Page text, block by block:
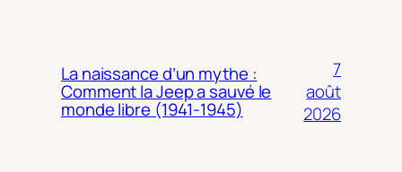
La naissance d’un mythe :
Comment la Jeep a sauvé le
monde libre (1941-1945)
7
août
2026